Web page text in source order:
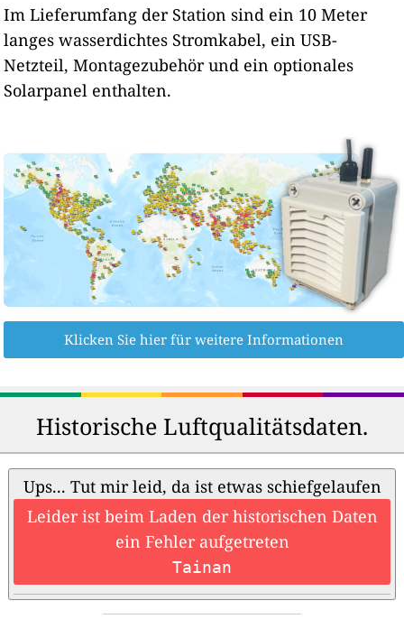
Im Lieferumfang der Station sind ein 10 Meter
langes wasserdichtes Stromkabel, ein USB-
Netzteil, Montagezubehör und ein optionales
Solarpanel enthalten.
Klicken Sie hier für weitere Informationen
Historische Luftqualitätsdaten.
Ups... Tut mir leid, da ist etwas schiefgelaufen
Leider ist beim Laden der historischen Daten
ein Fehler aufgetreten
Tainan